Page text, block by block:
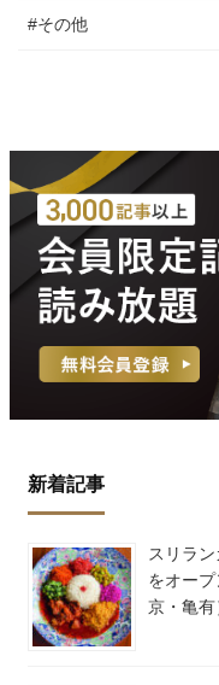
#その他
新着記事
スリラ
をオー
京・亀